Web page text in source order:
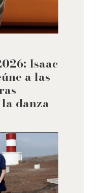
Isaac
a las
danza